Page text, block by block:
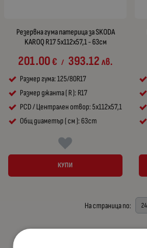
Резервна гума патерица за SKODA
KAROQ R17 5x112x57,1 - 63см
201.00€ / 393.12лв.
Размер гума: 125/80R17
Размер джанта ( R ): R17
PCD / Централен отвор: 5x112x57,1
Общ диаметър ( см ): 63cm
КУПИ
На страница по: